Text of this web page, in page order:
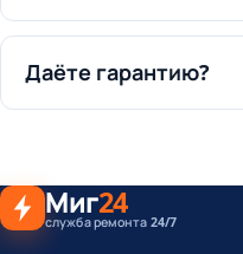
Даёте гарантию?
Миг24
служба ремонта 24/7